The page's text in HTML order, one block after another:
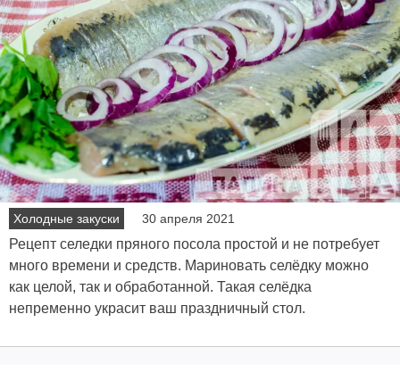
Холодные закуски 30 апреля 2021
Рецепт селедки пряного посола простой и не потребует
много времени и средств. Мариновать селёдку можно
как целой, так и обработанной. Такая селёдка
непременно украсит ваш праздничный стол.